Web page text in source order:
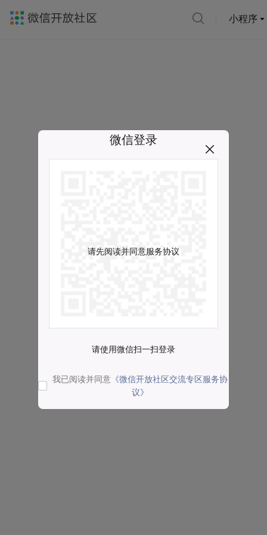
小程序
微信登录
请先阅读并同意服务协议
请使用微信扫一扫登录
我已阅读并同意 《微信开放社区交流专区服务协
议》